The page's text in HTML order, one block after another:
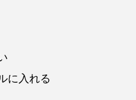
に入れる